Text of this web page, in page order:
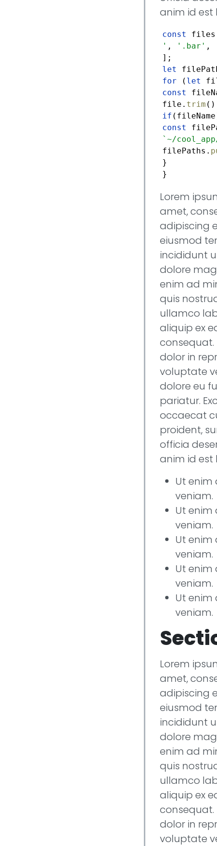
anim id est
const
' , '.bar' ,
let
for ( let
const
file. trim
if
const
`~/
filePaths.
}
}
Lorem
amet,
adipiscing
eiusmod
incididunt
dolore
enim ad
quis
ullamco
aliquip ex
consequat.
dolor in
voluptate
dolore eu
pariatur.
occaecat
proident,
officia
anim id est
Ut enim
veniam.
Ut enim
veniam.
Ut enim
veniam.
Ut enim
veniam.
Ut enim
veniam.
Lorem
amet,
adipiscing
eiusmod
incididunt
dolore
enim ad
quis
ullamco
aliquip ex
consequat.
dolor in
voluptate